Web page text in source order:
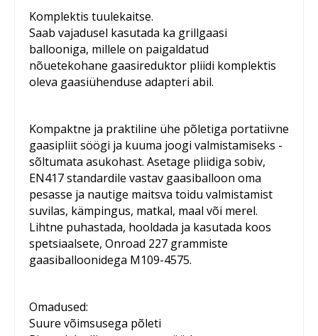
Komplektis tuulekaitse.
Saab vajadusel kasutada ka grillgaasi
ballooniga, millele on paigaldatud
nõuetekohane gaasireduktor pliidi komplektis
oleva gaasiühenduse adapteri abil.
Kompaktne ja praktiline ühe põletiga portatiivne
gaasipliit söögi ja kuuma joogi valmistamiseks -
sõltumata asukohast. Asetage pliidiga sobiv,
EN417 standardile vastav gaasiballoon oma
pesasse ja nautige maitsva toidu valmistamist
suvilas, kämpingus, matkal, maal või merel.
Lihtne puhastada, hooldada ja kasutada koos
spetsiaalsete, Onroad 227 grammiste
gaasiballoonidega M109-4575.
Omadused:
Suure võimsusega põleti